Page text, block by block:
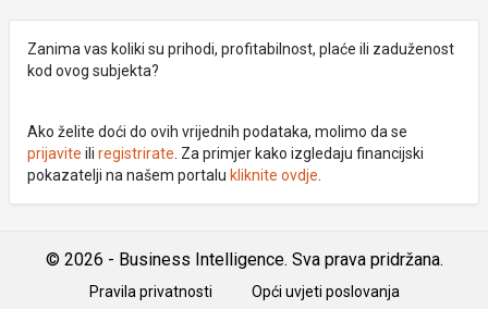
Zanima vas koliki su prihodi, profitabilnost, plaće ili zaduženost
kod ovog subjekta?
Ako želite doći do ovih vrijednih podataka, molimo da se
prijavite ili registrirate . Za primjer kako izgledaju financijski
pokazatelji na našem portalu kliknite ovdje
© 2026 - Business Intelligence. Sva prava pridržana.
Pravila privatnosti Opći uvjeti poslovanja